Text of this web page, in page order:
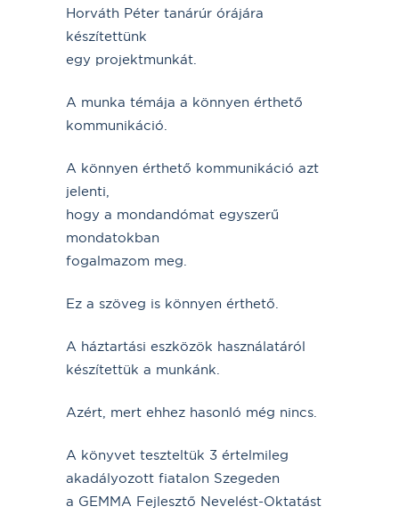
Horváth Péter tanárúr órájára
készítettünk
egy projektmunkát.
A munka témája a könnyen érthető
kommunikáció.
A könnyen érthető kommunikáció azt
jelenti,
hogy a mondandómat egyszerű
mondatokban
fogalmazom meg.
Ez a szöveg is könnyen érthető.
A háztartási eszközök használatáról
készítettük a munkánk.
Azért, mert ehhez hasonló még nincs.
A könyvet teszteltük 3 értelmileg
akadályozott fiatalon Szegeden
a GEMMA Fejlesztő Nevelést-Oktatást